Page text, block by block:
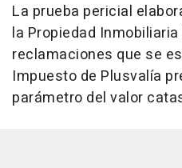
La prueba pericial
la Propiedad
reclamaciones que se
Impuesto de Plusvalía
parámetro del valor